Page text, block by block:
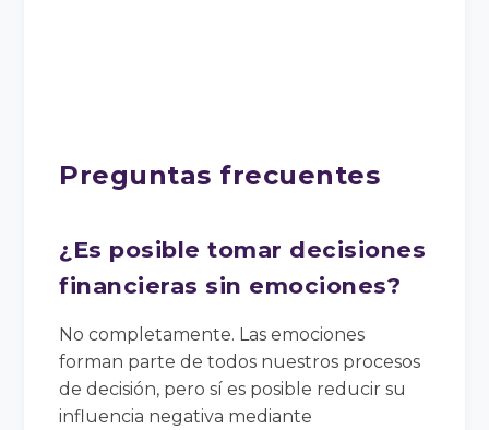
Preguntas frecuentes
¿Es posible tomar decisiones
financieras sin emociones?
No completamente. Las emociones
forman parte de todos nuestros procesos
de decisión, pero sí es posible reducir su
influencia negativa mediante